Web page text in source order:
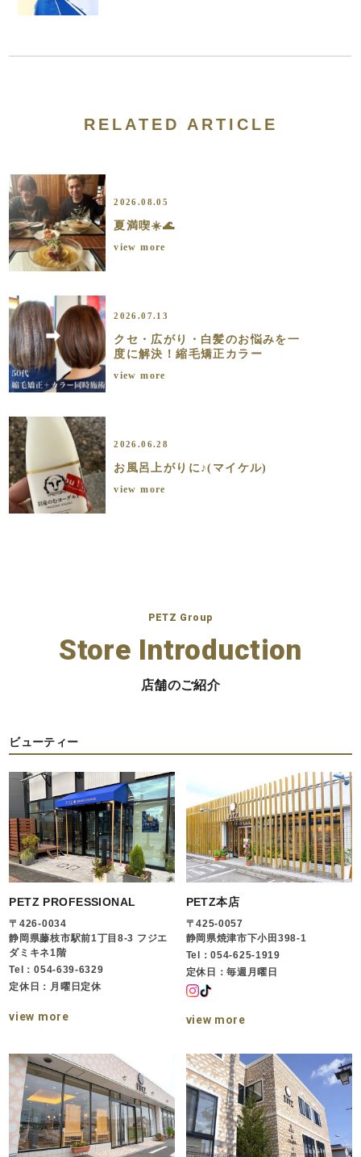
RELATED ARTICLE
2026.08.05
夏満喫☀️🌊
view more
2026.07.13
クセ・広がり・白髪のお悩みを一
度に解決！縮毛矯正カラー
view more
2026.06.28
お風呂上がりに♪(マイケル)
view more
PETZ Group
Store Introduction
店舗のご紹介
ビューティー
PETZ PROFESSIONAL
〒426-0034
静岡県藤枝市駅前1丁目8-3 フジエ
ダミキネ1階
Tel：054-639-6329
定休日：月曜日定休
view more
PETZ本店
〒425-0057
静岡県焼津市下小田398-1
Tel：054-625-1919
定休日：毎週月曜日
view more